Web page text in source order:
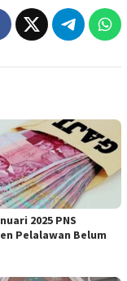
2025 PNS
Pelalawan Belum